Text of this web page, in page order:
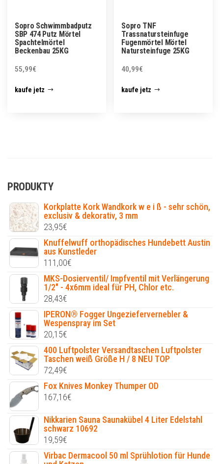
Sopro Schwimmbadputz
SBP 474 Putz Mörtel
Spachtelmörtel
Beckenbau 25KG
55,99€
kaufe jetz
Sopro TNF
Trassnatursteinfuge
Fugenmörtel Mörtel
Natursteinfuge 25KG
40,99€
kaufe jetz
PRODUKTY
Korkplatte Kork Wandkork w e i ß - sehr schön,
exclusiv & dekorativ, 3 mm
23,95€
Knuffelwuff orthopädisches Hundebett Austin
aus Kunstleder
111,00€
MKS-Dosierventil/ Impfventil mit Verlängerung
1/2" - 4x6mm ideal für PH, Chlor etc.
28,43€
IPERON® Fogger Ungeziefervernebler &
Wespenspray im Set
20,15€
400 Luftpolster Versandtaschen Luftpolster
Taschen weiß Größe H / 8 NEU TOP
72,49€
Fox Knives Monkey Thumper OD
167,16€
Nikkarien Sauna Saunakübel 4 Liter Edelstahl
schwarz 10692
19,59€
Virbac Dermacool 50 ml Sprühlotion für Hunde